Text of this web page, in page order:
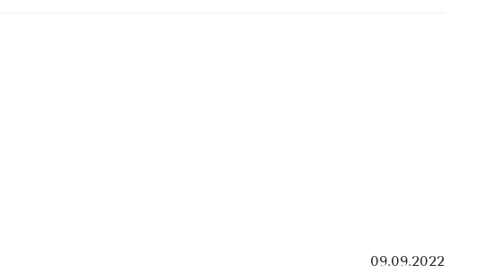
09.09.2022